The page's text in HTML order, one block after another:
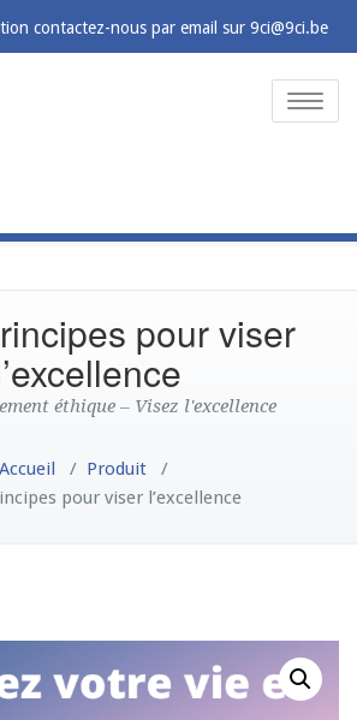
contactez-nous par email sur 9ci@9ci.be
T
o
n
v
pour viser
éthique – Visez l'excellence
Accueil / Produit/
pour viser l’excellence